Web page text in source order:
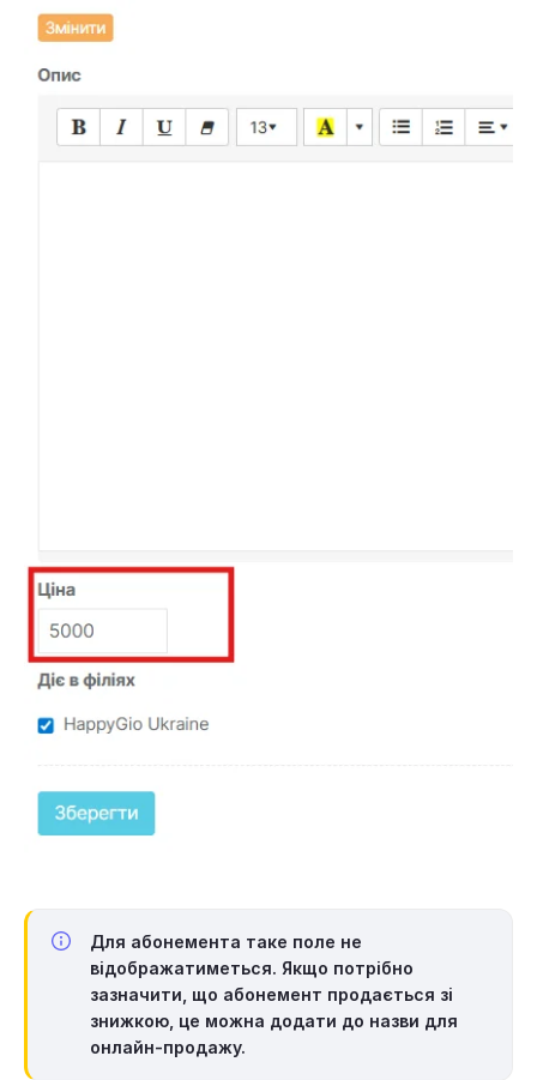
Для абонемента таке поле не
відображатиметься. Якщо потрібно
зазначити, що абонемент продається зі
знижкою, це можна додати до назви для
онлайн-продажу.